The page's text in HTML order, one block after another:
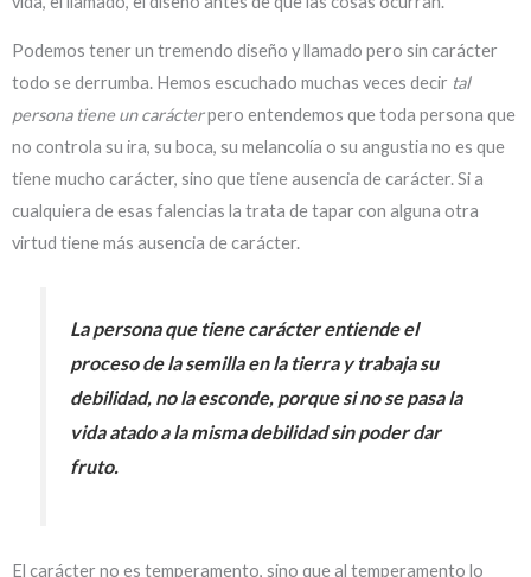
Podemos tener un tremendo diseño y llamado pero sin carácter
todo se derrumba. Hemos escuchado muchas veces decir tal
persona tiene un carácterpero entendemos que toda persona que
no controla su ira, su boca, su melancolía o su angustia no es que
tiene mucho carácter, sino que tiene ausencia de carácter. Si a
cualquiera de esas falencias la trata de tapar con alguna otra
virtud tiene más ausencia de carácter.
La persona que tiene carácter entiende el
proceso de la semilla en la tierra y trabaja su
debilidad, no la esconde, porque si no se pasa la
vida atado a la misma debilidad sin poder dar
fruto.
El carácter no es temperamento, sino que al temperamento lo